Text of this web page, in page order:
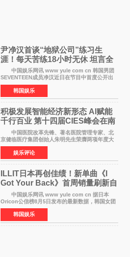
尹净汉首谈“地狱公司”练习生
涯！每天苦练18小时无休 坦言全
靠成员撑过来
中国娱乐网讯 www yule com cn 韩国男团
SEVENTEEN成员净汉近日在节目中首度公开出
道前的残酷练习生经历，并提及经纪公司Pledis
娱乐，引发广泛关注。 在8月2日播出的日本
TBS综艺节目《周
韩国娱乐
积极发展智能经济新形态 Al赋能
千行百业 第十四届CIES峰会在南
京盛大召开
中国医院改革先锋、著名医院管理专家、北
京健临医疗集团创始人朱明先生荣膺两项年度大
奖 2026年7月31日，盛夏金陵，长江之畔，
以重落地·真务实·强链接为主题的2026&lsquo;人
工智能+&rsquo
娱乐评论
ILLIT日本再创佳绩！新单曲《I
Got Your Back》首周销量刷新自
身纪录
中国娱乐网讯 www yule com cn 据日本
Oricon公信榜8月5日发布的最新数据，韩国女团
ILLIT在日本发行的第二张单曲《I Got Your
Back》首周销量达到71,009张，成功跻身最新一
期周单曲排行
韩国娱乐